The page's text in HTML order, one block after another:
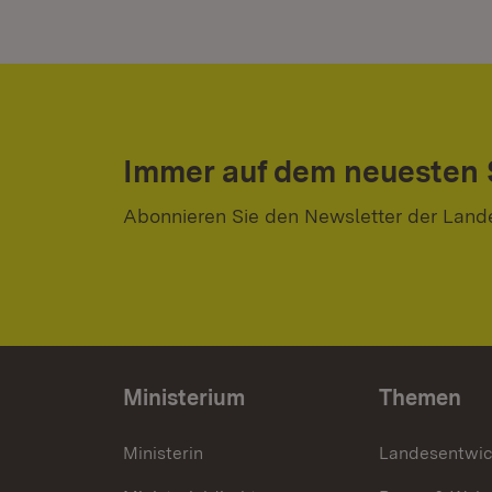
Immer auf dem neuesten
Abonnieren Sie den Newsletter der
Ministerium
Ministerin
Themen